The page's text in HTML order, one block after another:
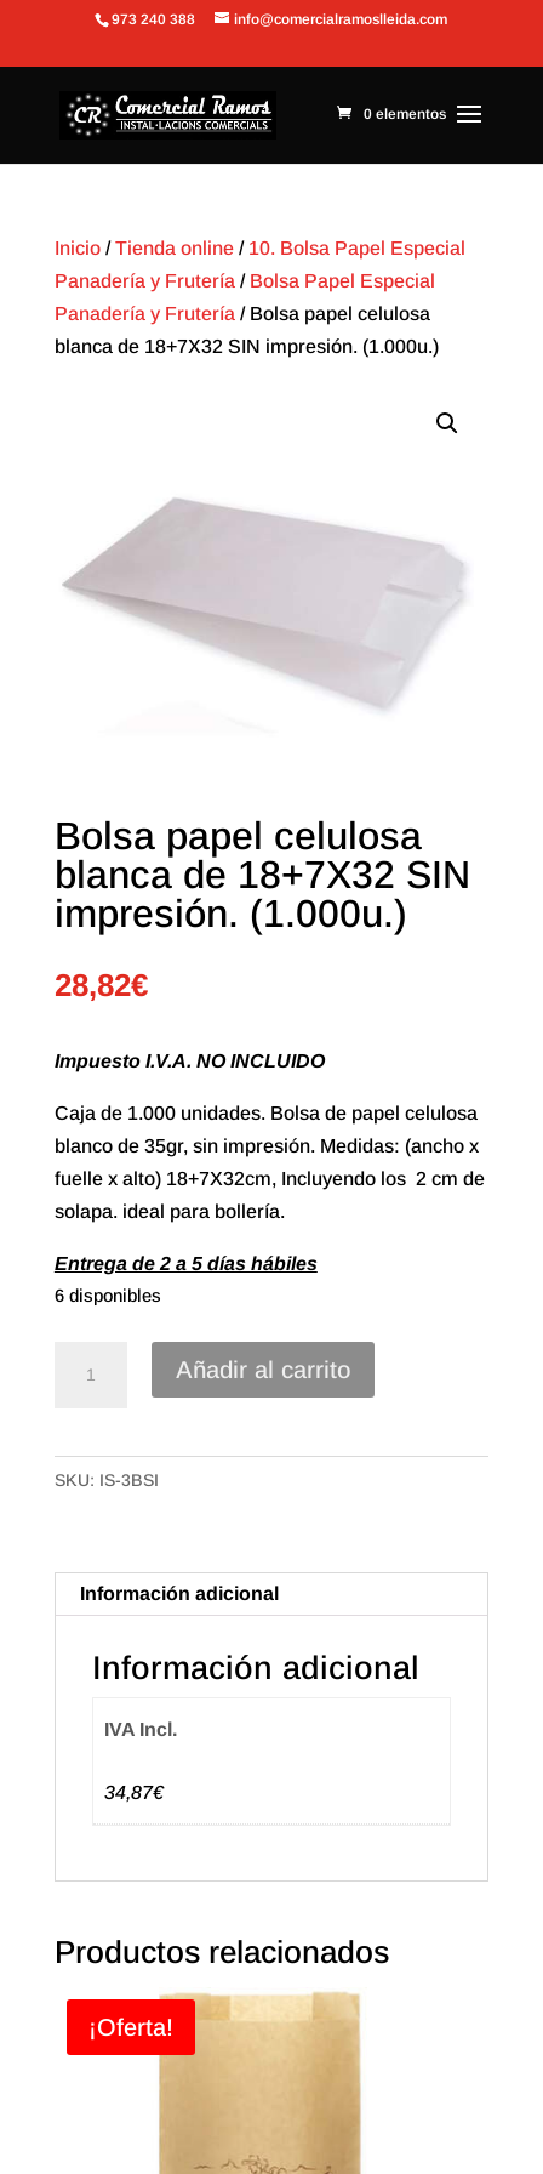
Abrir barra de herramientas
973 240 388 info@comercialramoslleida.com
0 elementos
Inicio/Tienda online/ 10. Bolsa Papel Especial
Panadería y Frutería / Bolsa Papel Especial
Panadería y Frutería / Bolsa papel celulosa
blanca de 18+7X32 SIN impresión. (1.000u.)
Bolsa papel celulosa
blanca de 18+7X32 SIN
impresión. (1.000u.)
28,82€
Impuesto I.V.A. NO INCLUIDO
Caja de 1.000 unidades. Bolsa de papel celulosa
blanco de 35gr, sin impresión. Medidas: (ancho x
fuelle x alto) 18+7X32cm, Incluyendo los 2 cm de
solapa. ideal para bollería.
Entrega de 2 a 5 días hábiles
6 disponibles
blanca
de
impresión.
(1.000u.)
cantidad
Añadir al carrito
SKU: IS-3BSI
Información adicional
Información adicional
IVA Incl.
34,87€
Productos relacionados
¡Oferta!